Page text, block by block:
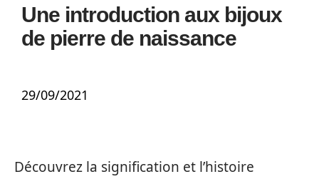
Une introduction aux bijoux
de pierre de naissance
29/09/2021
Découvrez la signification et l’histoire